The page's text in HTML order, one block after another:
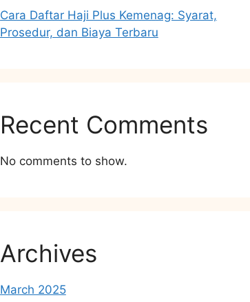
Cara Daftar Haji Plus Kemenag: Syarat,
Prosedur, dan Biaya Terbaru
Recent Comments
No comments to show.
Archives
March 2025